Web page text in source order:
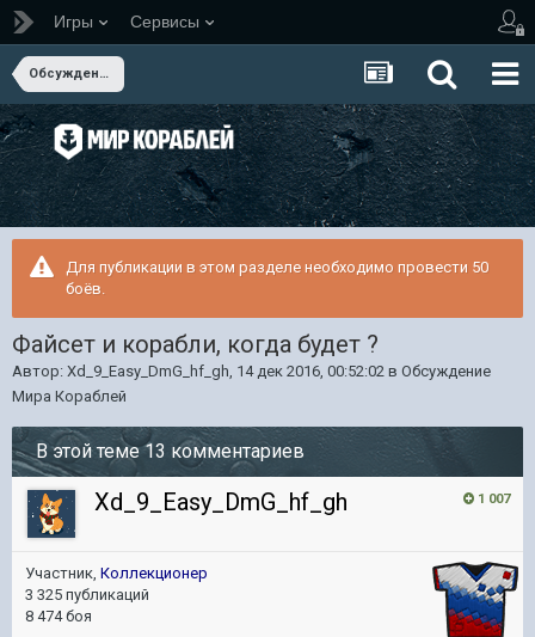
Игры Сервисы
Обсуждение Мира Кораблей
Для публикации в этом разделе необходимо провести 50
боёв.
Файсет и корабли, когда будет ?
Автор: Xd_9_Easy_DmG_hf_gh, 14 дек 2016, 00:52:02 в Обсуждение
Мира Кораблей
В этой теме 13 комментариев
1 007
Xd_9_Easy_DmG_hf_gh
Участник, Коллекционер
3 325 публикаций
8 474 боя